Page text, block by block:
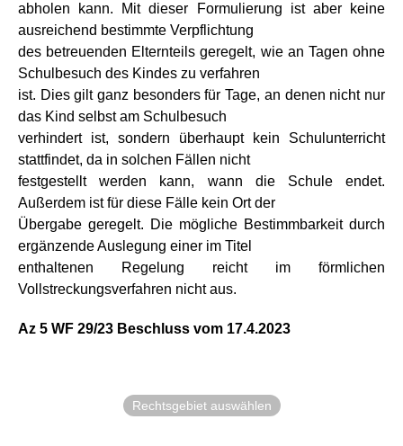
abholen kann. Mit dieser Formulierung ist aber keine
ausreichend bestimmte Verpflichtung
des betreuenden Elternteils geregelt, wie an Tagen ohne
Schulbesuch des Kindes zu verfahren
ist. Dies gilt ganz besonders für Tage, an denen nicht nur
das Kind selbst am Schulbesuch
verhindert ist, sondern überhaupt kein Schulunterricht
stattfindet, da in solchen Fällen nicht
festgestellt werden kann, wann die Schule endet.
Außerdem ist für diese Fälle kein Ort der
Übergabe geregelt. Die mögliche Bestimmbarkeit durch
ergänzende Auslegung einer im Titel
enthaltenen Regelung reicht im förmlichen
Vollstreckungsverfahren nicht aus.
Az 5 WF 29/23 Beschluss vom 17.4.2023
Rechtsgebiet auswählen